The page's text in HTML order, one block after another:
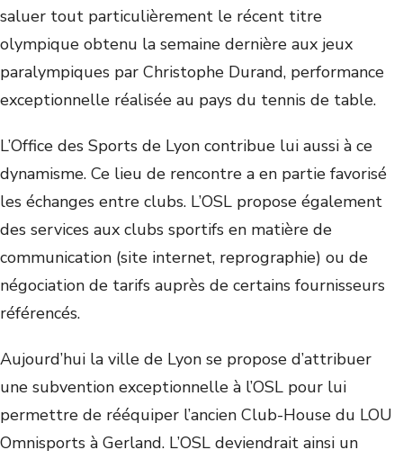
saluer tout particulièrement le récent titre
olympique obtenu la semaine dernière aux jeux
paralympiques par Christophe Durand, performance
exceptionnelle réalisée au pays du tennis de table.
L’Office des Sports de Lyon contribue lui aussi à ce
dynamisme. Ce lieu de rencontre a en partie favorisé
les échanges entre clubs. L’OSL propose également
des services aux clubs sportifs en matière de
communication (site internet, reprographie) ou de
négociation de tarifs auprès de certains fournisseurs
référencés.
Aujourd’hui la ville de Lyon se propose d’attribuer
une subvention exceptionnelle à l’OSL pour lui
permettre de rééquiper l’ancien Club-House du LOU
Omnisports à Gerland. L’OSL deviendrait ainsi un